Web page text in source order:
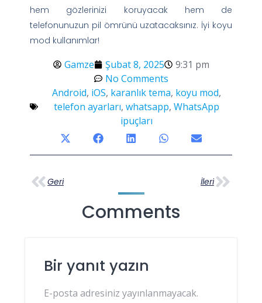
hem gözlerinizi koruyacak hem de
telefonunuzun pil ömrünü uzatacaksınız. İyi koyu
mod kullanımlar!
Gamze Şubat 8, 2025
9:31 pm
No Comments
Android, iOS, karanlık tema, koyu mod,
telefon ayarları, whatsapp, WhatsApp
ipuçları
Geri İleri
Comments
Bir yanıt yazın
E-posta adresiniz yayınlanmayacak.